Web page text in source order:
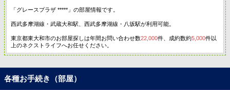
「グレースプラザ *****」の部屋情報です。
西武多摩湖線・武蔵大和駅、西武多摩湖線・八坂駅が利用可能。
東京都東大和市のお部屋探しは年間お問い合わせ数22,000件、成約数約5,000件以
上のネクストライフへお任せください。
各種お手続き（部屋）